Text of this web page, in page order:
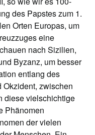
des Papstes zum 1.
Orten Europas, um
eine
nach Sizilien,
Byzanz, um besser
entlang des
Okzident, zwischen
diese vielschichtige
Phänomen
der vielen